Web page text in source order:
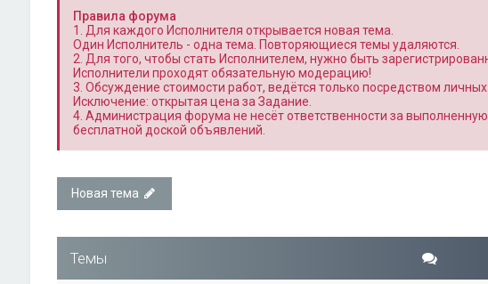
Правила форума
1. Для каждого Исполнителя открывается новая тема.
Один Исполнитель - одна тема. Повторяющиеся темы удаляются.
2. Для того, чтобы стать Исполнителем, нужно быть
Исполнители проходят обязательную модерацию!
3. Обсуждение стоимости работ, ведётся только посредством
Исключение: открытая цена за Задание.
4. Администрация форума не несёт ответственности за
бесплатной доской объявлений.
Новая тема
Темы